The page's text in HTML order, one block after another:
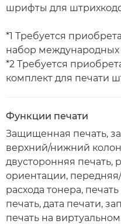
шрифты для
*1 Требуется
набор международных
*2 Требуется
комплект для печати
Функции печати
Защищенная печать,
верхний/нижний
двусторонняя
ориентации,
расхода тонера,
печать, дата печати,
печать на